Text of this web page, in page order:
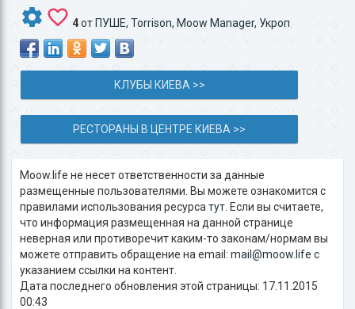
4от ПУШЕ, Torrison, Moow Manager, Укроп
КЛУБЫ КИЕВА >>
РЕСТОРАНЫ В ЦЕНТРЕ КИЕВА >>
Moow.life не несет ответственности за данные
размещенные пользователями. Вы можете ознакомится с
правилами использования ресурса тут . Если вы считаете,
что информация размещенная на данной странице
неверная или противоречит каким-то законам/нормам вы
можете отправить обращение на email: mail@moow.life c
указанием ссылки на контент.
Дата последнего обновления этой страницы: 17.11.2015
00:43